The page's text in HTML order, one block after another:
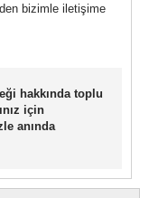
bizimle iletişime
hakkında toplu
için
anında